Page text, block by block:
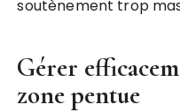
soutènement trop
Gérer
zone pentue